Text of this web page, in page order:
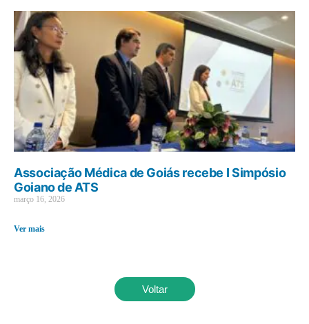
Associação Médica de Goiás recebe I Simpósio
Goiano de ATS
março 16, 2026
Ver mais
Voltar